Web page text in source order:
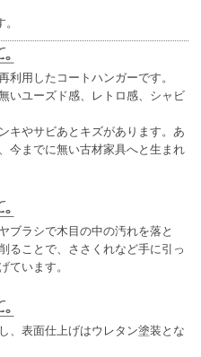
利用したコートハンガーです。
いユーズド感、レトロ感、シャビ
キやサビあとキズがあります。あ
今までに無い古材家具へと生まれ
ブラシで木目の中の汚れを落と
ることで、ささくれなど手に引っ
ています。
、表面仕上げはウレタン塗装とな